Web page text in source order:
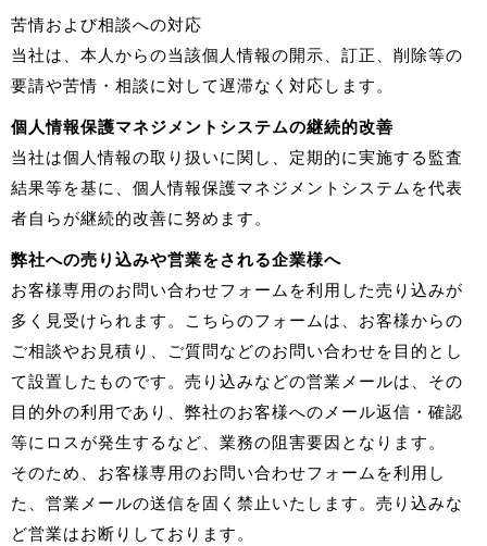
苦情および相談への対応
当社は、本人からの当該個人情報の開示、訂正、削除等の
要請や苦情・相談に対して遅滞なく対応します。
個人情報保護マネジメントシステムの継続的改善
当社は個人情報の取り扱いに関し、定期的に実施する監査
結果等を基に、個人情報保護マネジメントシステムを代表
者自らが継続的改善に努めます。
弊社への売り込みや営業をされる企業様へ
お客様専用のお問い合わせフォームを利用した売り込みが
多く見受けられます。こちらのフォームは、お客様からの
ご相談やお見積り、ご質問などのお問い合わせを目的とし
て設置したものです。売り込みなどの営業メールは、その
目的外の利用であり、弊社のお客様へのメール返信・確認
等にロスが発生するなど、業務の阻害要因となります。
そのため、お客様専用のお問い合わせフォームを利用し
た、営業メールの送信を固く禁止いたします。売り込みな
ど営業はお断りしております。